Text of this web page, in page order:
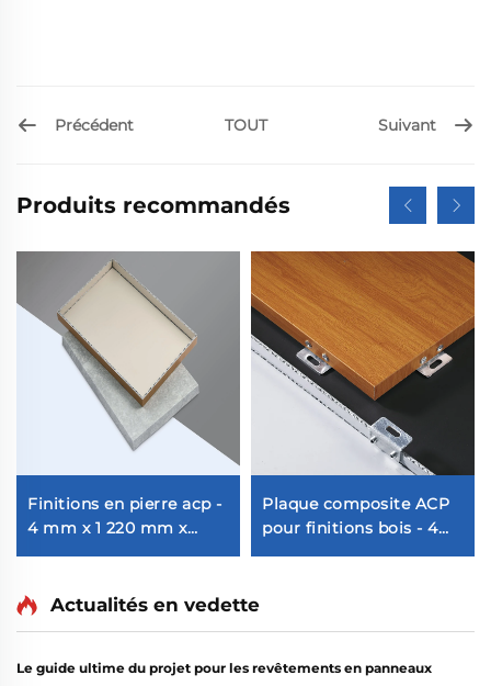
Précédent TOUT Suivant
Produits recommandés
Finitions en pierre acp -
4 mm x 1 220 mm x
2 440 mm
Plaque composite ACP
pour finitions bois - 4
mm x 1 220 mm x 2 440
Actualités en vedette
Le guide ultime du projet pour les revêtements en panneaux